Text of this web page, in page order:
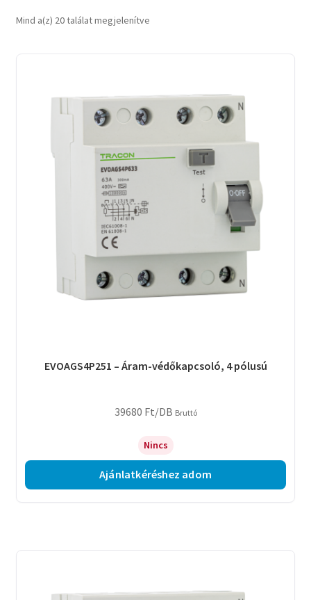
Mind a(z) 20 találat megjelenítveSorted
EVOAGS4P251 – Áram-védőkapcsoló, 4 pólusú
39680 Ft/DB Bruttó
Nincs
Ajánlatkéréshez adom